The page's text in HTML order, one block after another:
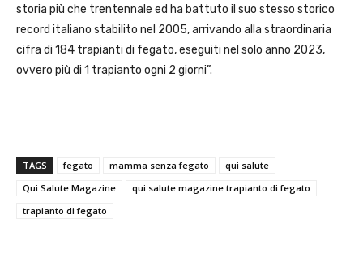
storia più che trentennale ed ha battuto il suo stesso storico
record italiano stabilito nel 2005, arrivando alla straordinaria
cifra di 184 trapianti di fegato, eseguiti nel solo anno 2023,
ovvero più di 1 trapianto ogni 2 giorni”.
TAGS fegato mamma senza fegato
qui salute
Qui Salute Magazine
qui salute magazine trapianto di fegato
trapianto di fegato